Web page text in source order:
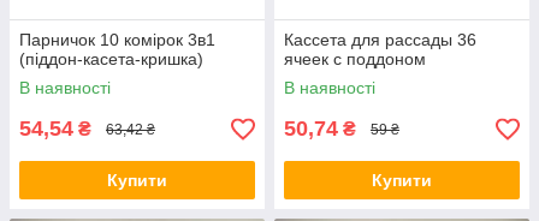
Парничок 10 комірок 3в1
(піддон-касета-кришка)
В наявності
54,54 ₴ 63,42 ₴
Купити
Кассета для рассады 36
ячеек с поддоном
В наявності
50,74 ₴ 59 ₴
Купити